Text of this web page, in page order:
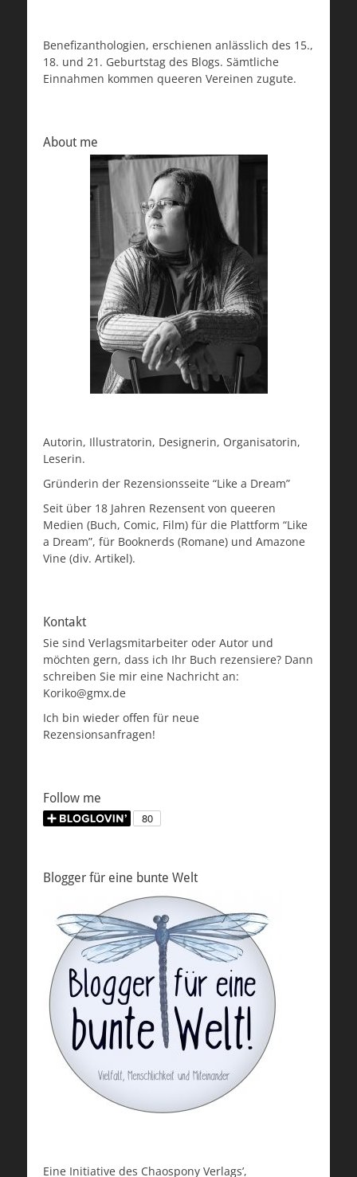
Benefizanthologien, erschienen anlässlich des 15.,
18. und 21. Geburtstag des Blogs. Sämtliche
Einnahmen kommen queeren Vereinen zugute.
About me
Autorin, Illustratorin, Designerin, Organisatorin,
Leserin.
Gründerin der Rezensionsseite “Like a Dream”
Seit über 18 Jahren Rezensent von queeren
Medien (Buch, Comic, Film) für die Plattform “Like
a Dream”, für Booknerds (Romane) und Amazone
Vine (div. Artikel).
Kontakt
Sie sind Verlagsmitarbeiter oder Autor und
möchten gern, dass ich Ihr Buch rezensiere? Dann
schreiben Sie mir eine Nachricht an:
Koriko@gmx.de
Ich bin wieder offen für neue
Rezensionsanfragen!
Follow me
Blogger für eine bunte Welt
Eine Initiative des Chaospony Verlags’,